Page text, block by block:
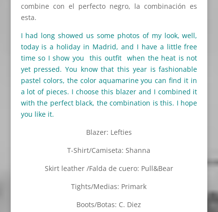
combine con el perfecto negro, la combinación es
esta.
I had long showed us some photos of my look, well,
today is a holiday in Madrid, and I have a little free
time so I show you this outfit when the heat is not
yet pressed. You know that this year is fashionable
pastel colors, the color aquamarine you can find it in
a lot of pieces. I choose this blazer and I combined it
with the perfect black, the combination is this. I hope
you like it.
Blazer: Lefties
T-Shirt/Camiseta: Shanna
Skirt leather /Falda de cuero: Pull&Bear
Tights/Medias: Primark
Boots/Botas: C. Diez